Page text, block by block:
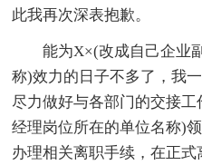
此我再次深表抱歉。
能为X×(改成自己企业
称)效力的日子不多了，我
尽力做好与各部门的交接
经理岗位所在的单位名称)
办理相关离职手续，在正